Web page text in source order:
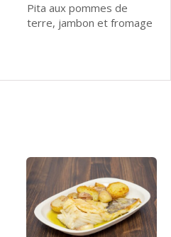
Pita aux pommes de
terre, jambon et fromage